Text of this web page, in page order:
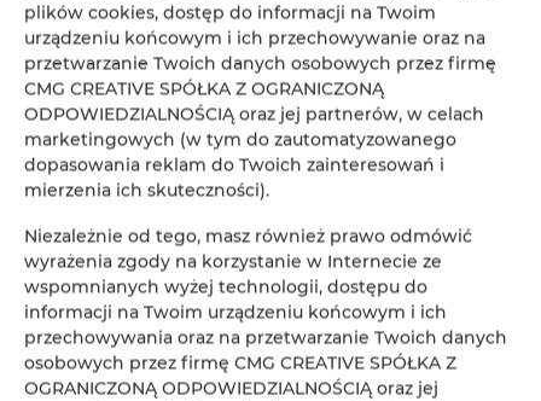
magicznych lasów.
plików cookies, dostęp do informacji na Twoim
urządzeniu końcowym i ich przechowywanie oraz na
przetwarzanie Twoich danych osobowych przez firmę
CMG CREATIVE SPÓŁKA Z OGRANICZONĄ
ODPOWIEDZIALNOŚCIĄ oraz jej partnerów, w celach
marketingowych (w tym do zautomatyzowanego
dopasowania reklam do Twoich zainteresowań i
mierzenia ich skuteczności).
Niezależnie od tego, masz również prawo odmówić
wyrażenia zgody na korzystanie w Internecie ze
wspomnianych wyżej technologii, dostępu do
informacji na Twoim urządzeniu końcowym i ich
przechowywania oraz na przetwarzanie Twoich danych
osobowych przez firmę CMG CREATIVE SPÓŁKA Z
OGRANICZONĄ ODPOWIEDZIALNOŚCIĄ oraz jej